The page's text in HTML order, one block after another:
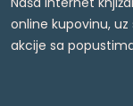
online kupovinu,
akcije sa